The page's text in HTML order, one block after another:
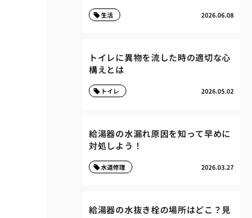
2026.06.08
生活
トイレに異物を流した時の適切な心
構えとは
2026.05.02
トイレ
給湯器の水漏れ原因を知って早めに
対処しよう！
2026.03.27
水道修理
給湯器の水抜き栓の場所はどこ？見